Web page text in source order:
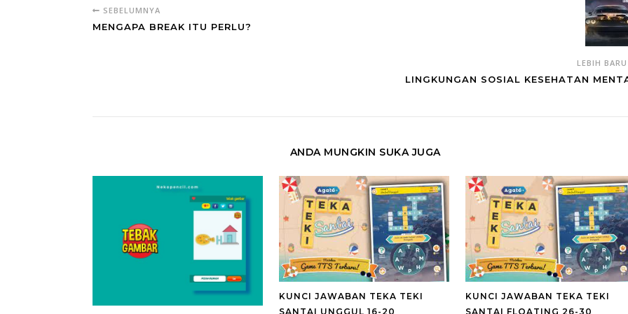
SEBELUMNYA
MENGAPA BREAK ITU PERLU?
LEBIH
LINGKUNGAN SOSIAL KESEHATAN
ANDA MUNGKIN SUKA JUGA
KUNCI JAWABAN TEKA TEKI
SANTAI UNGGUL 16-20
KUNCI JAWABAN TEKA TEKI
SANTAI FLOATING 26-30